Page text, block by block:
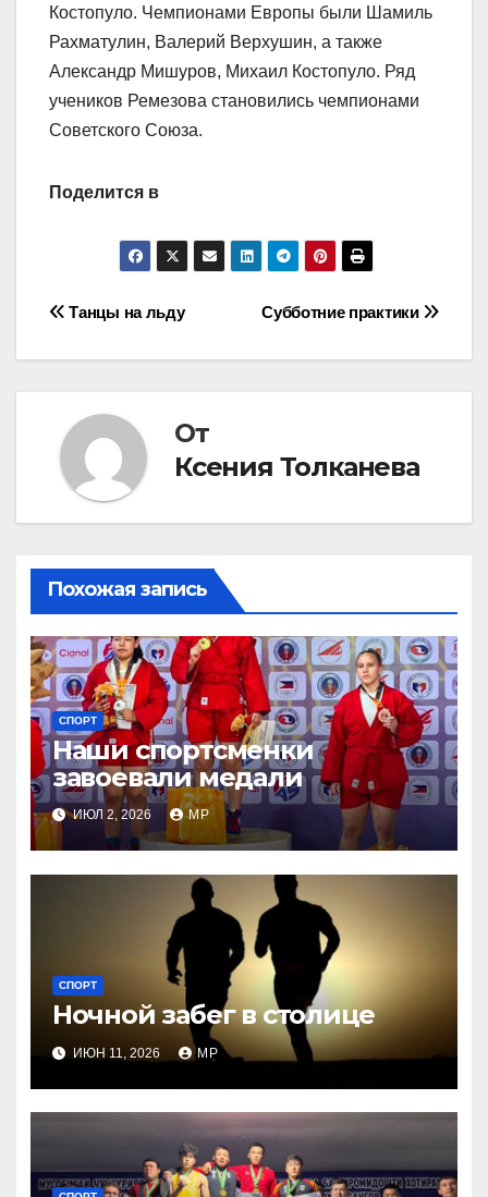
Костопуло. Чемпионами Европы были Шамиль
Рахматулин, Валерий Верхушин, а также
Александр Мишуров, Михаил Костопуло. Ряд
учеников Ремезова становились чемпионами
Советского Союза.
Поделится в
Навигация
по
записям
Субботние практики
Танцы на льду
От
Ксения Толканева
Похожая запись
СПОРТ
Наши спортсменки
завоевали медали
ИЮЛ 2, 2026 MP
СПОРТ
Ночной забег в столице
ИЮН 11, 2026 MP